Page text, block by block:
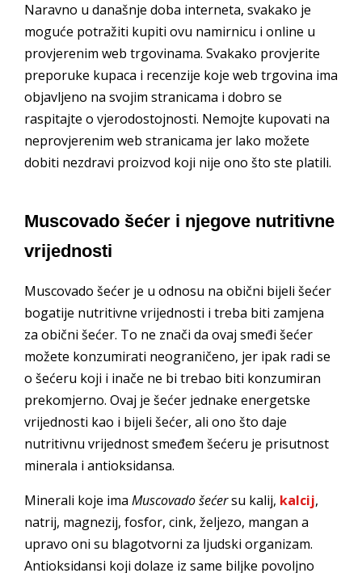
Naravno u današnje doba interneta, svakako je
moguće potražiti kupiti ovu namirnicu i online u
provjerenim web trgovinama. Svakako provjerite
preporuke kupaca i recenzije koje web trgovina ima
objavljeno na svojim stranicama i dobro se
raspitajte o vjerodostojnosti. Nemojte kupovati na
neprovjerenim web stranicama jer lako možete
dobiti nezdravi proizvod koji nije ono što ste platili.
Muscovado šećer i njegove nutritivne
vrijednosti
Muscovado šećer je u odnosu na obični bijeli šećer
bogatije nutritivne vrijednosti i treba biti zamjena
za obični šećer. To ne znači da ovaj smeđi šećer
možete konzumirati neograničeno, jer ipak radi se
o šećeru koji i inače ne bi trebao biti konzumiran
prekomjerno. Ovaj je šećer jednake energetske
vrijednosti kao i bijeli šećer, ali ono što daje
nutritivnu vrijednost smeđem šećeru je prisutnost
minerala i antioksidansa.
Minerali koje ima Muscovado šećersu kalij, kalcij,
natrij, magnezij, fosfor, cink, željezo, mangan a
upravo oni su blagotvorni za ljudski organizam.
Antioksidansi koji dolaze iz same biljke povoljno